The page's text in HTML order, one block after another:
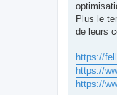
Plus le
de leurs
https://
https://
https://